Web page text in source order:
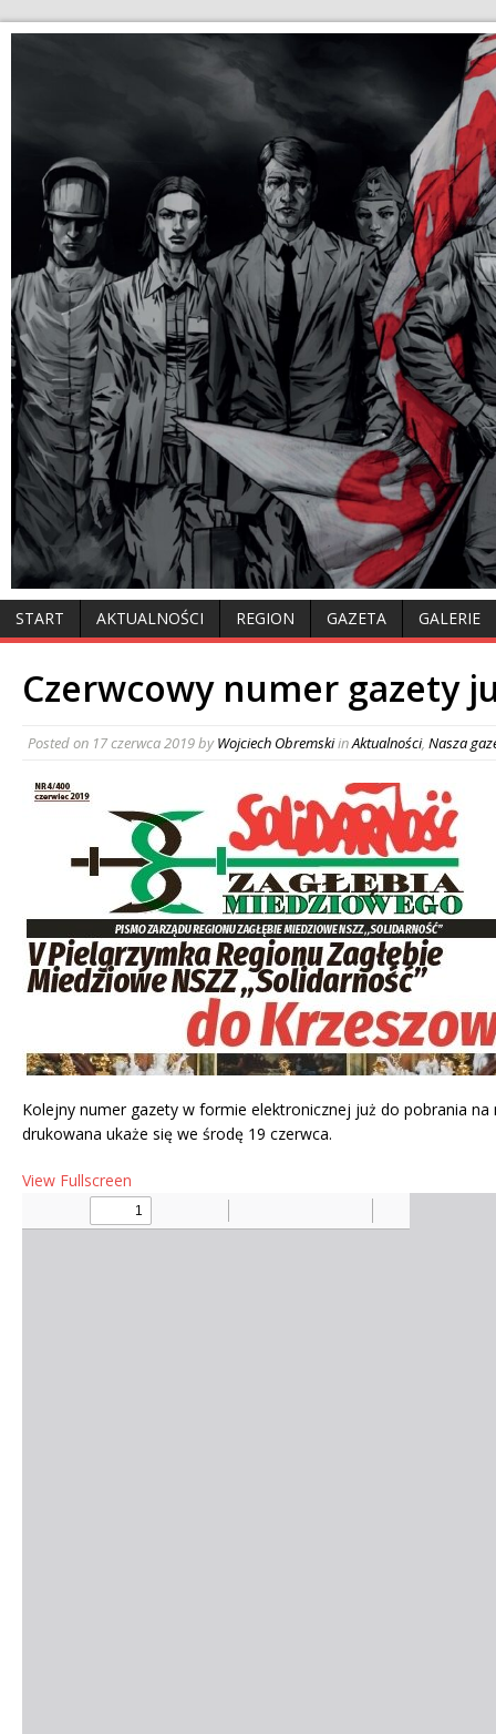
START AKTUALNOŚCI REGION GAZETA GALERIE
Czerwcowy numer gazety
Posted on 17 czerwca 2019byWojciech ObremskiinAktualności, Nasza
Kolejny numer gazety w formie elektronicznej już do pobrania na
drukowana ukaże się we środę 19 czerwca.
View Fullscreen